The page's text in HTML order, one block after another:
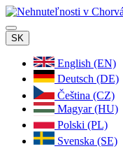
SK
English (EN)
Deutsch (DE)
Čeština (CZ)
Magyar (HU)
Polski (PL)
Svenska (SE)